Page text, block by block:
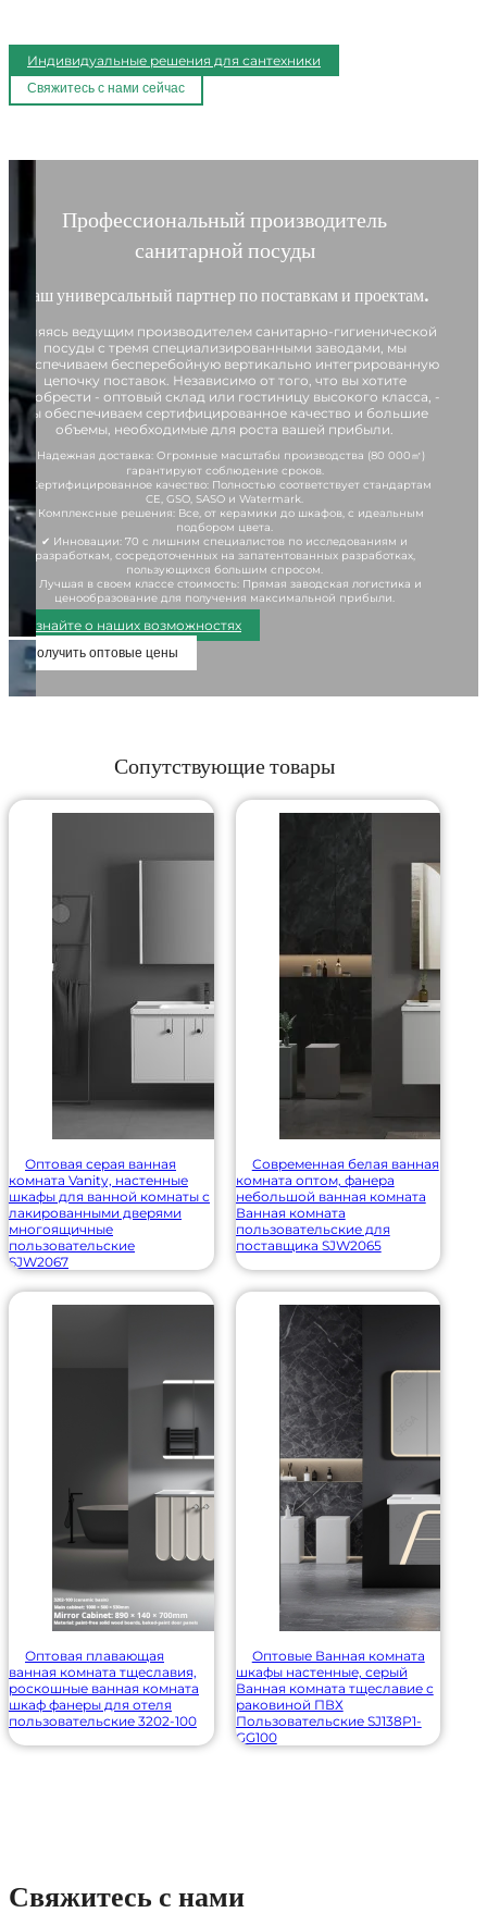
Индивидуальные решения для сантехники
Свяжитесь с нами сейчас
Профессиональный производитель
санитарной посуды
Ваш универсальный партнер по поставкам и проектам.
Являясь ведущим производителем санитарно-гигиенической
посуды с тремя специализированными заводами, мы
обеспечиваем бесперебойную вертикально интегрированную
цепочку поставок. Независимо от того, что вы хотите
приобрести - оптовый склад или гостиницу высокого класса, -
мы обеспечиваем сертифицированное качество и большие
объемы, необходимые для роста вашей прибыли.
✔ Надежная доставка: Огромные масштабы производства (80 000㎡)
гарантируют соблюдение сроков.
✔ Сертифицированное качество: Полностью соответствует стандартам
CE, GSO, SASO и Watermark.
✔ Комплексные решения: Все, от керамики до шкафов, с идеальным
подбором цвета.
✔ Инновации: 70 с лишним специалистов по исследованиям и
разработкам, сосредоточенных на запатентованных разработках,
пользующихся большим спросом.
✔ Лучшая в своем классе стоимость: Прямая заводская логистика и
ценообразование для получения максимальной прибыли.
Узнайте о наших возможностях
Получить оптовые цены
Сопутствующие товары
Оптовая серая ванная
комната Vanity, настенные
шкафы для ванной комнаты с
лакированными дверями
многоящичные
пользовательские
SJW2067
Современная белая ванная
комната оптом, фанера
небольшой ванная комната
Ванная комната
пользовательские для
поставщика SJW2065
Оптовая плавающая
ванная комната тщеславия,
роскошные ванная комната
шкаф фанеры для отеля
пользовательские 3202-100
Оптовые Ванная комната
шкафы настенные, серый
Ванная комната тщеславие с
раковиной ПВХ
Пользовательские SJ138P1-
GG100
Свяжитесь с нами